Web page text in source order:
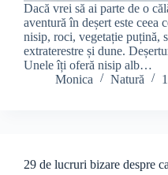
Dacă vrei să ai parte de o
aventură în deșert este ceea
nisip, roci, vegetație puțină,
extraterestre și dune.
Unele îți oferă nisip alb…
Monica
Natură
29 de lucruri bizare despre